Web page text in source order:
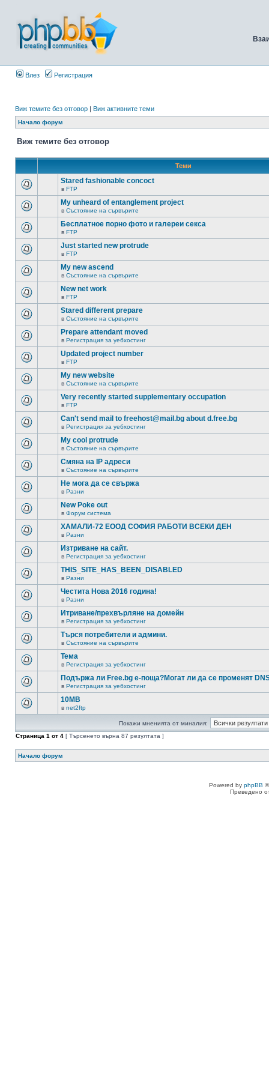
Влез Регистрация
Виж темите без отговор | Виж активните теми
Начало форум
Виж темите без отговор
Теми
Stared fashionable concoct
в FTP
My unheard of entanglement project
в Състояние на сървърите
Бесплатное порно фото и галереи секса
в FTP
Just started new protrude
в FTP
My new ascend
в Състояние на сървърите
New net work
в FTP
Stared different prepare
в Състояние на сървърите
Prepare attendant moved
в Регистрация за уебхостинг
Updated project number
в FTP
My new website
в Състояние на сървърите
Very recently started supplementary occupation
в FTP
Can't send mail to freehost@mail.bg about d.free.bg
в Регистрация за уебхостинг
My cool protrude
в Състояние на сървърите
Смяна на IP адреси
в Състояние на сървърите
Не мога да се свържа
в Разни
New Poke out
в Форум система
ХАМАЛИ-72 ЕООД СОФИЯ РАБОТИ ВСЕКИ ДЕН
в Разни
Изтриване на сайт.
в Регистрация за уебхостинг
THIS_SITE_HAS_BEEN_DISABLED
в Разни
Честита Нова 2016 година!
в Разни
Итриване/прехвърляне на домейн
в Регистрация за уебхостинг
Търся потребители и админи.
в Състояние на сървърите
Тема
в Регистрация за уебхостинг
Подържа ли Free.bg е-поща?Могат ли да се променят
в Регистрация за уебхостинг
10MB
в net2ftp
Покажи мненията от миналия:
Страница 1 от 4 [ Търсенето върна 87 резултата ]
Начало форум
Powered by phpBB
Преведено